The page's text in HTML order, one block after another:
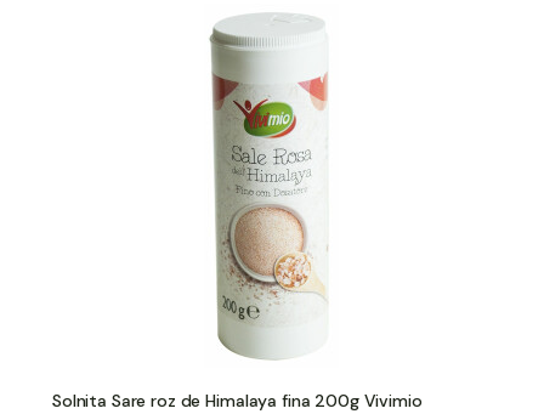
Solnita Sare roz de Himalaya fina 200g Vivimio